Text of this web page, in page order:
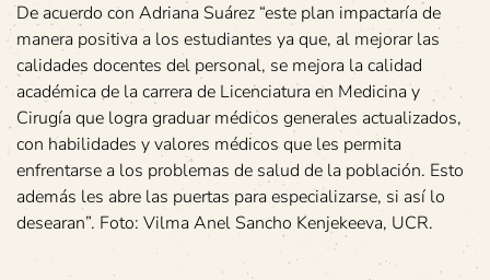
De acuerdo con Adriana Suárez “este plan impactaría de
manera positiva a los estudiantes ya que, al mejorar las
calidades docentes del personal, se mejora la calidad
académica de la carrera de Licenciatura en Medicina y
Cirugía que logra graduar médicos generales actualizados,
con habilidades y valores médicos que les permita
enfrentarse a los problemas de salud de la población. Esto
además les abre las puertas para especializarse, si así lo
desearan”. Foto: Vilma Anel Sancho Kenjekeeva, UCR.